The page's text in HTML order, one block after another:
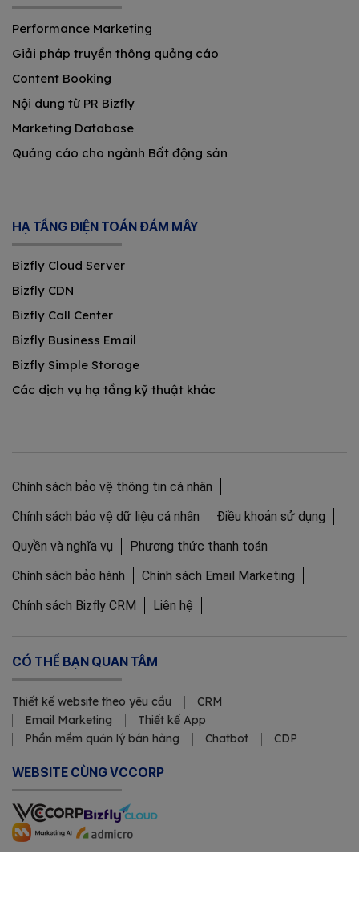
Performance Marketing
Giải pháp truyền thông quảng cáo
Content Booking
Nội dung từ PR Bizfly
Marketing Database
Quảng cáo cho ngành Bất động sản
HẠ TẦNG ĐIỆN TOÁN ĐÁM MÂY
Bizfly Cloud Server
Bizfly CDN
Bizfly Call Center
Bizfly Business Email
Bizfly Simple Storage
Các dịch vụ hạ tầng kỹ thuật khác
Chính sách bảo vệ thông tin cá nhân
Chính sách bảo vệ dữ liệu cá nhân
Điều khoản sử dụng
Quyền và nghĩa vụ
Phương thức thanh toán
Chính sách bảo hành
Chính sách Email Marketing
Chính sách Bizfly CRM
Liên hệ
CÓ THỂ BẠN QUAN TÂM
Thiết kế website theo yêu cầu
CRM
Email Marketing
Thiết kế App
Phần mềm quản lý bán hàng
Chatbot CDP
WEBSITE CÙNG VCCORP